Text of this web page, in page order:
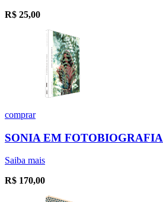
R$ 25,00
comprar
SONIA EM FOTOBIOGRAFIA
Saiba mais
R$ 170,00